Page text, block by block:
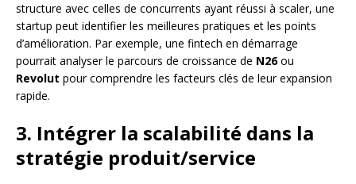
structure avec celles de concurrents ayant réussi à scaler, une
startup peut identifier les meilleures pratiques et les points
d’amélioration. Par exemple, une fintech en démarrage
pourrait analyser le parcours de croissance de N26ou
Revolut pour comprendre les facteurs clés de leur expansion
rapide.
3. Intégrer la scalabilité dans la
stratégie produit/service